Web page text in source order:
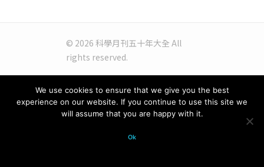
© 2026 科學月刊五十年大全 All
rights reserved.
We use cookies to ensure that we give you the best
experience on our website. If you continue to use this site we
will assume that you are happy with it.
Ok